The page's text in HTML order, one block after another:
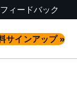
フィードバック
サインアップ »